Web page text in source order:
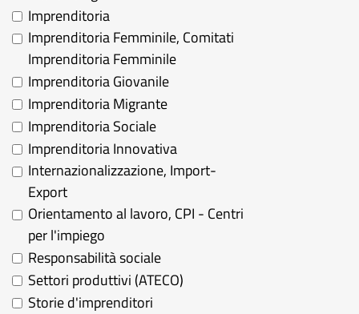
Imprenditoria
Imprenditoria Femminile, Comitati
Imprenditoria Femminile
Imprenditoria Giovanile
Imprenditoria Migrante
Imprenditoria Sociale
Imprenditoria Innovativa
Internazionalizzazione, Import-
Export
Orientamento al lavoro, CPI - Centri
per l'impiego
Responsabilità sociale
Settori produttivi (ATECO)
Storie d'imprenditori